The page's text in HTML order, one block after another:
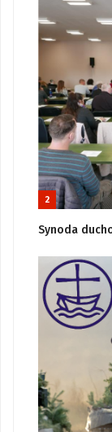
2
Synoda